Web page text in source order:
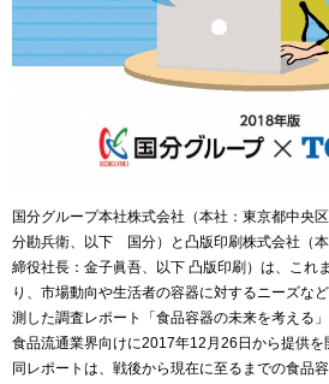
国分グループ本社株式会社（本社：東京都中央
分勘兵衛、以下 国分）と凸版印刷株式会社（
締役社長：金子眞吾、以下 凸版印刷）は、これ
り、市場動向や生活者の容器に対するニーズな
測した調査レポート「食品容器の未来を考える
食品流通業界向けに2017年12月26日から提供を
同レポートは、戦後から現在に至るまでの食品